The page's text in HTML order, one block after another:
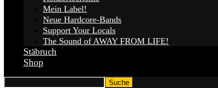
Mein Label!
Neue Hardcore-Bands
Support Your Locals
The Sound of AWAY FROM LIFE!
Stäbruch
Shop